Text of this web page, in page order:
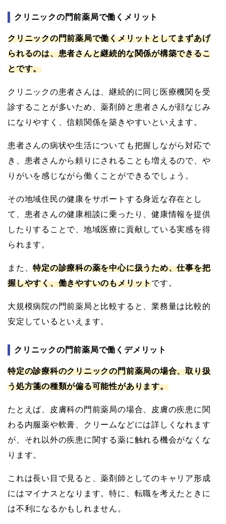
クリニックの門前薬局で働くメリット
クリニックの門前薬局で働くメリットとしてまずあげ
られるのは、患者さんと継続的な関係が構築できるこ
とです。
クリニックの患者さんは、継続的に同じ医療機関を受
診することが多いため、薬剤師と患者さんが顔なじみ
になりやすく、信頼関係を築きやすいといえます。
患者さんの病状や生活についても把握しながら対応で
き、患者さんから頼りにされることも増えるので、や
りがいを感じながら働くことができるでしょう。
その地域住民の健康をサポートする身近な存在とし
て、患者さんの健康相談に乗ったり、健康情報を提供
したりすることで、地域医療に貢献している実感を得
られます。
また、特定の診療科の薬を中心に扱うため、仕事を把
握しやすく、働きやすいのもメリットです。
大規模病院の門前薬局と比較すると、業務量は比較的
安定しているといえます。
クリニックの門前薬局で働くデメリット
特定の診療科のクリニックの門前薬局の場合、取り扱
う処方箋の種類が偏る可能性があります。
たとえば、皮膚科の門前薬局の場合、皮膚の疾患に関
わる内服薬や軟膏、クリームなどには詳しくなれます
が、それ以外の疾患に関する薬に触れる機会がなくな
ります。
これは長い目で見ると、薬剤師としてのキャリア形成
にはマイナスとなります。特に、転職を考えたときに
は不利になるかもしれません。